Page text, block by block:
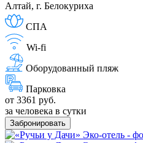
Алтай, г. Белокуриха
СПА
Wi-fi
Оборудованный пляж
Парковка
от 3361 руб.
за человека в сутки
Забронировать